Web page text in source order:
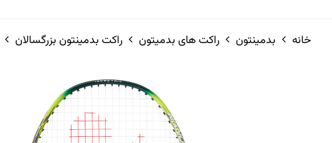
خانه بدمینتون راکت های بدمیتون راکت بدمینتون بزرگسالان